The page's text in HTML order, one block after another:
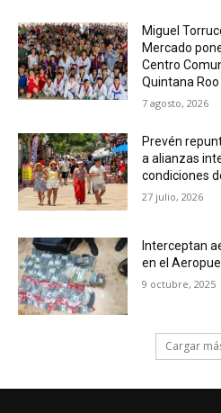
Miguel
Mercado
Centro
Quintana Roo
7 agosto, 2026
Prevén
a alianzas
condiciones
27 julio, 2026
Interceptan
en el
9 octubre, 2025
Cargar